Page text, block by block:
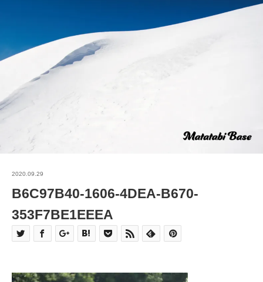
2020.09.29
B6C97B40-1606-4DEA-B670-
353F7BE1EEEA